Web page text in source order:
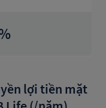
lợi tiền mặt